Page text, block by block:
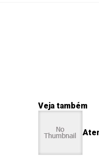
Veja também